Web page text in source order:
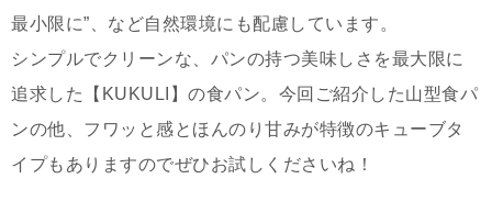
最小限に”、など自然環境にも配慮しています。
シンプルでクリーンな、パンの持つ美味しさを最大限に
追求した【KUKULI】の食パン。今回ご紹介した山型食パ
ンの他、フワッと感とほんのり甘みが特徴のキューブタ
イプもありますのでぜひお試しくださいね！